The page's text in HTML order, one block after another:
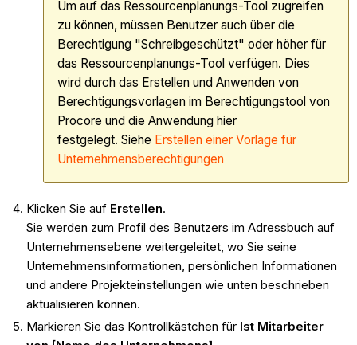
Um auf das Ressourcenplanungs-Tool zugreifen
zu können, müssen Benutzer auch über die
Berechtigung "Schreibgeschützt" oder höher für
das Ressourcenplanungs-Tool verfügen. Dies
wird durch das Erstellen und Anwenden von
Berechtigungsvorlagen im Berechtigungstool von
Procore und die Anwendung hier
festgelegt. Siehe Erstellen einer Vorlage für
Unternehmensberechtigungen
Klicken Sie auf Erstellen.
Sie werden zum Profil des Benutzers im Adressbuch auf
Unternehmensebene weitergeleitet, wo Sie seine
Unternehmensinformationen, persönlichen Informationen
und andere Projekteinstellungen wie unten beschrieben
aktualisieren können.
Markieren Sie das Kontrollkästchen für Ist Mitarbeiter